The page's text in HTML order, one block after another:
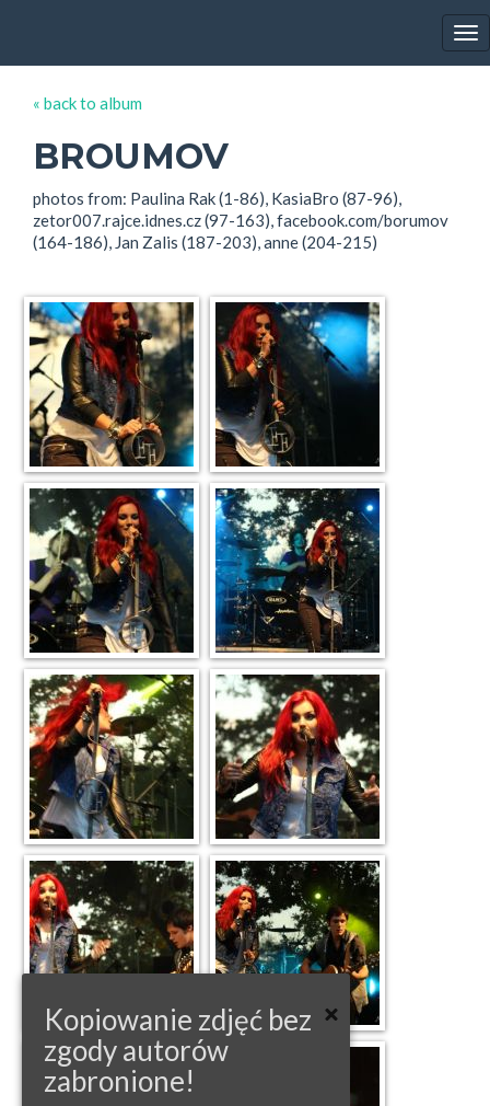
« back to album
BROUMOV
photos from: Paulina Rak (1-86), KasiaBro (87-96),
zetor007.rajce.idnes.cz (97-163), facebook.com/borumov
(164-186), Jan Zalis (187-203), anne (204-215)
Kopiowanie zdjęć bez
zgody autorów
zabronione!